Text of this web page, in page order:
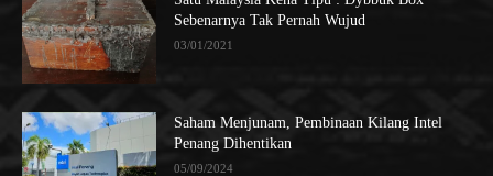
Sebenarnya Tak Pernah Wujud
03/01/2021
Saham Menjunam, Pembinaan Kilang Intel
Penang Dihentikan
05/09/2024